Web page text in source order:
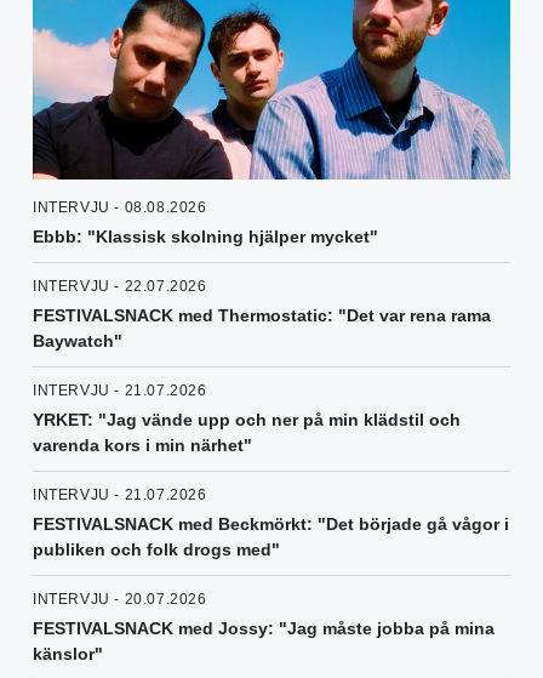
INTERVJU - 08.08.2026
Ebbb: "Klassisk skolning hjälper mycket"
INTERVJU - 22.07.2026
FESTIVALSNACK med Thermostatic: "Det var rena rama
Baywatch"
INTERVJU - 21.07.2026
YRKET: "Jag vände upp och ner på min klädstil och
varenda kors i min närhet"
INTERVJU - 21.07.2026
FESTIVALSNACK med Beckmörkt: "Det började gå vågor i
publiken och folk drogs med"
INTERVJU - 20.07.2026
FESTIVALSNACK med Jossy: "Jag måste jobba på mina
känslor"